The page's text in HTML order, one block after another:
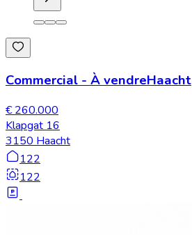
Commercial - À vendreHaacht
€ 260.000
Klapgat 16
3150 Haacht
122
122